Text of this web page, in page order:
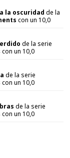
la oscuridad de la
con un 10,0
de la serie
con un 10,0
de la serie
con un 10,0
de la serie
con un 10,0